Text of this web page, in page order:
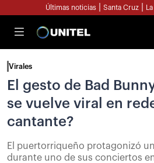
Últimas noticias Santa Cruz
Virales
El gesto de Bad
se vuelve viral en
cantante?
El puertorriqueño protagonizó
durante uno de sus conciertos